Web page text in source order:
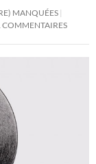
MANQUÉES
COMMENTAIRES